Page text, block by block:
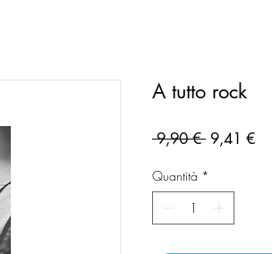
A tutto rock
9,90 € Prezzo
9,41 €
Quantità *